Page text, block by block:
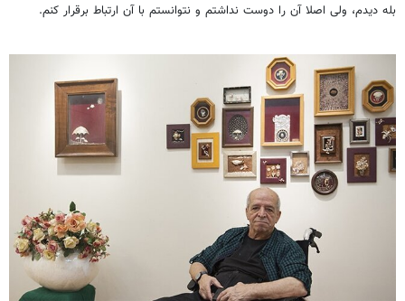
بله دیدم، ولی اصلا آن را دوست نداشتم و نتوانستم با آن ارتباط برقرار کنم.